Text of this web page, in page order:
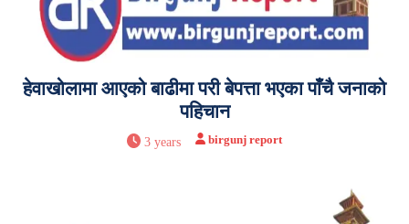
हेवाखोलामा आएको बाढीमा परी बेपत्ता भएका पाँचै जनाको
पहिचान
3 years birgunj report